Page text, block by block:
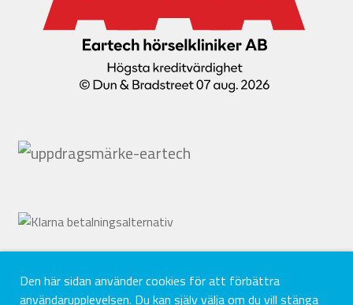
Den här sidan använder cookies för att förbättra
användarupplevelsen. Du kan själv välja om du vill stänga